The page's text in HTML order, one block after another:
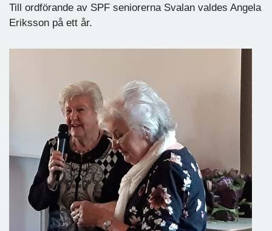
Till ordförande av SPF seniorerna Svalan valdes Angela
Eriksson på ett år.